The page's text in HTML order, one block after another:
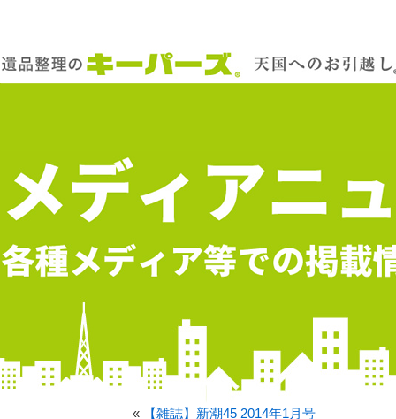
« 【雑誌】新潮45 2014年1月号